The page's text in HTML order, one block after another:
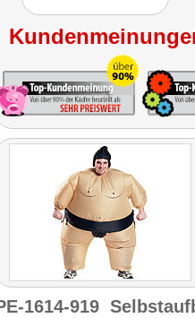
1614-919